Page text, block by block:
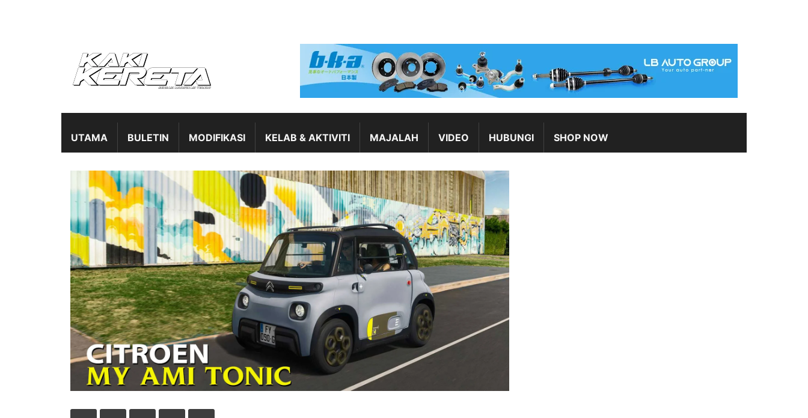
UTAMA BULETIN MODIFIKASI KELAB & AKTIVITI MAJALAH VIDEO HUBUNGI SHOP NOW